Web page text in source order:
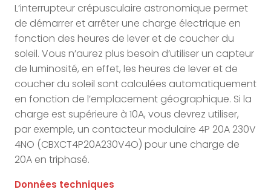
L’interrupteur crépusculaire astronomique permet
de démarrer et arrêter une charge électrique en
fonction des heures de lever et de coucher du
soleil. Vous n’aurez plus besoin d’utiliser un capteur
de luminosité, en effet, les heures de lever et de
coucher du soleil sont calculées automatiquement
en fonction de l’emplacement géographique. Si la
charge est supérieure à 10A, vous devrez utiliser,
par exemple, un contacteur modulaire 4P 20A 230V
4NO (CBXCT4P20A230V4O) pour une charge de
20A en triphasé.
Données techniques